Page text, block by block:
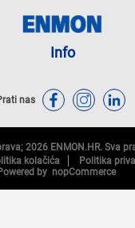
Info
nas
2026 ENMON.HR. Sva
kolačića
Politika
by nopCommerce